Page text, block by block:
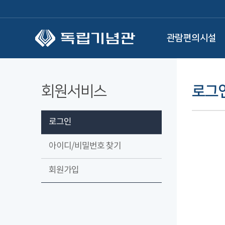
관람편의시설
회원서비스
로그인
아이디/비밀번호 찾기
회원가입
로그